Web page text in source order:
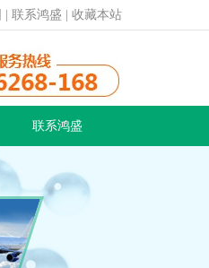
联系鸿盛 收藏本站
联系鸿盛